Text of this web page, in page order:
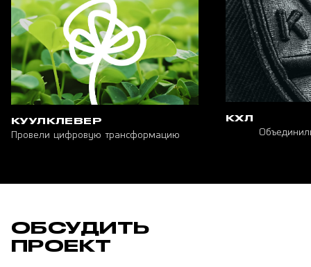
КУУЛКЛЕВЕР
Провели цифровую трансформацию
КХЛ
ОБСУДИТЬ
ПРОЕКТ